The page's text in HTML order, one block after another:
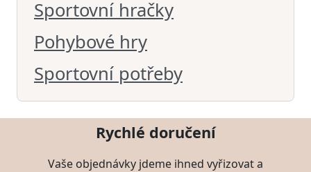
Sportovní hračky
Pohybové hry
Sportovní potřeby
Rychlé doručení
Vaše objednávky jdeme ihned vyřizovat a